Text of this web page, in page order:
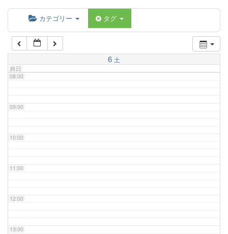
カテゴリー タグ
6 土
終日
07:00
08:00
09:00
10:00
11:00
12:00
13:00